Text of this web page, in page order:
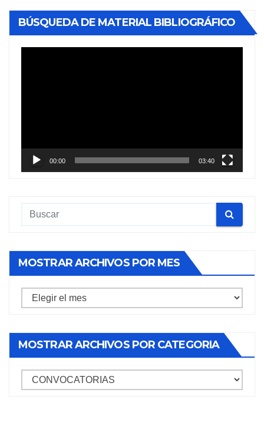
BÚSQUEDA DE MATERIAL BIBLIOGRÁFICO
00:00 03:40
MOSTRAR ARCHIVOS POR MES
Mostrar
por
mes
MOSTRAR ARCHIVOS POR CATEGORIA
mostrar